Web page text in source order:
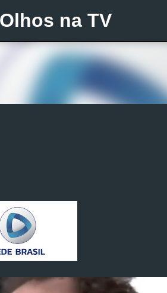
Pular para o conteúdo principal
na TV